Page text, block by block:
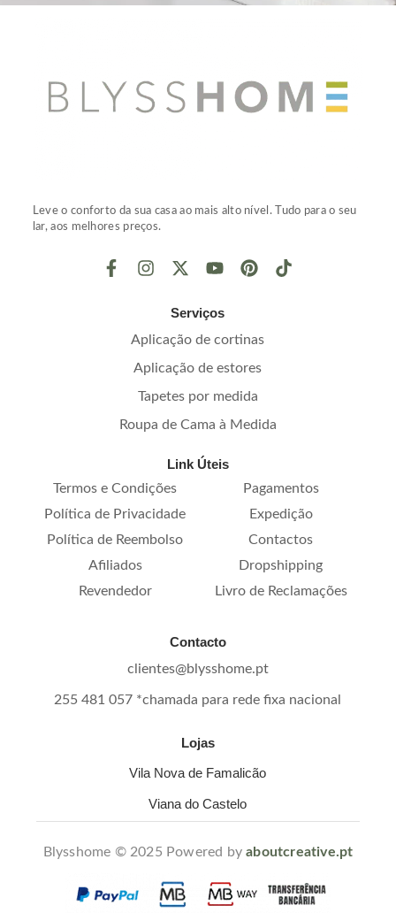
Leve o conforto da sua casa ao mais alto nível. Tudo para o seu
lar, aos melhores preços.
Serviços
Aplicação de cortinas
Aplicação de estores
Tapetes por medida
Roupa de Cama à Medida
Link Úteis
Termos e Condições
Pagamentos
Política de Privacidade
Expedição
Política de Reembolso
Contactos
Afiliados
Dropshipping
Revendedor
Livro de Reclamações
Contacto
clientes@blysshome.pt
255 481 057 *chamada para rede fixa nacional
Lojas
Vila Nova de Famalicão
Viana do Castelo
Blysshome © 2025 Powered byaboutcreative.pt